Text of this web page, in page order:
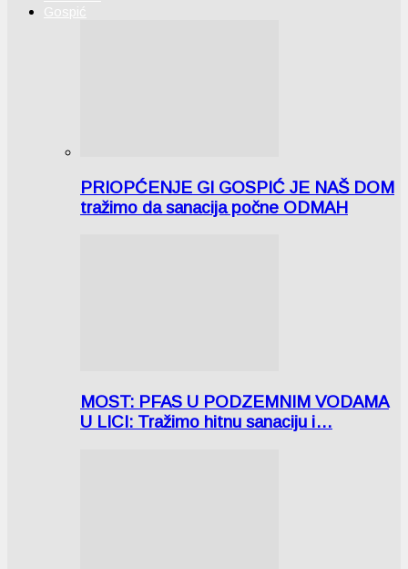
Gospić
PRIOPĆENJE GI GOSPIĆ JE NAŠ DOM
tražimo da sanacija počne ODMAH
MOST: PFAS U PODZEMNIM VODAMA
U LICI: Tražimo hitnu sanaciju i…